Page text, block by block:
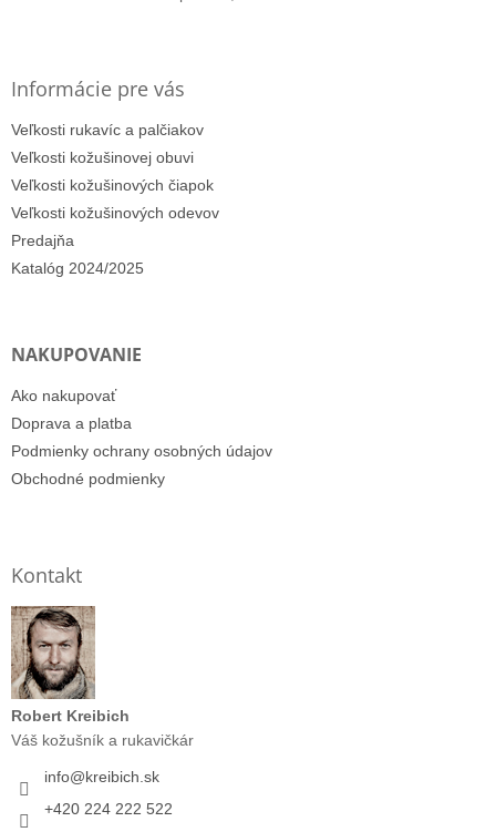
Informácie pre vás
Veľkosti rukavíc a palčiakov
Veľkosti kožušinovej obuvi
Veľkosti kožušinových čiapok
Veľkosti kožušinových odevov
Predajňa
Katalóg 2024/2025
NAKUPOVANIE
Ako nakupovať
Doprava a platba
Podmienky ochrany osobných údajov
Obchodné podmienky
Kontakt
Robert Kreibich
Váš kožušník a rukavičkár
info@kreibich.sk
+420 224 222 522